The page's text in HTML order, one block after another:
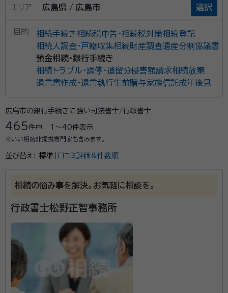
エリア 広島県 / 広島市 選択
目的 相続手続き相続税申告・相続税対策相続登記
相続人調査・戸籍収集相続財産調査遺産分割協議書
預金相続・銀行手続き
相続トラブル・調停・遺留分侵害額請求相続放棄
遺言書作成・遺言執行生前贈与家族信託成年後見
広島市の銀行手続きに強い司法書士/行政書士
465件中 1〜40件表示
※いい相続非提携専門家も含みます。
並び替え: 標準 口コミ評価&件数順
相続の悩み事を解決。お気軽に相談を。
行政書士松野正智事務所